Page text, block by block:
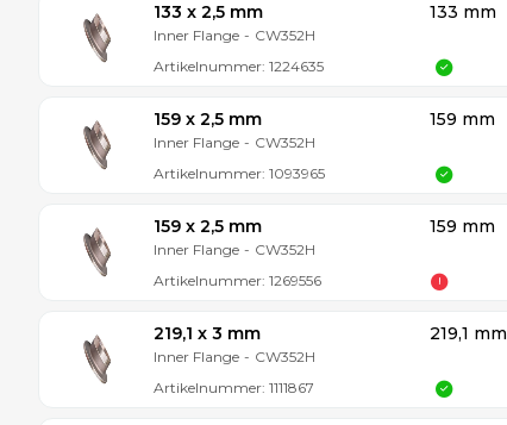
133 x 2,5 mm
Inner Flange - CW352H
Artikelnummer: 1224635
133 mm
159 x 2,5 mm
Inner Flange - CW352H
Artikelnummer: 1093965
159 mm
159 x 2,5 mm
Inner Flange - CW352H
Artikelnummer: 1269556
159 mm
219,1 x 3 mm
Inner Flange - CW352H
Artikelnummer: 1111867
219,1 mm